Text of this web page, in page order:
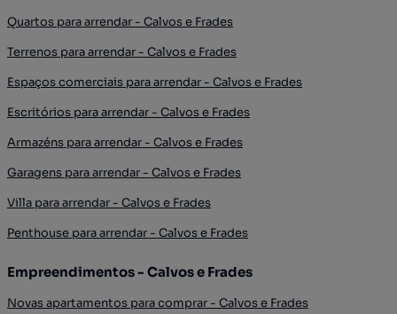
Quartos para arrendar - Calvos e Frades
Terrenos para arrendar - Calvos e Frades
Espaços comerciais para arrendar - Calvos e Frades
Escritórios para arrendar - Calvos e Frades
Armazéns para arrendar - Calvos e Frades
Garagens para arrendar - Calvos e Frades
Villa para arrendar - Calvos e Frades
Penthouse para arrendar - Calvos e Frades
Empreendimentos - Calvos e Frades
Novas apartamentos para comprar - Calvos e Frades